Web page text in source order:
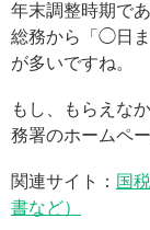
年末調整時期で
総務から「◯日
が多いですね。
もし、もらえな
務署のホームペ
関連サイト： 国
書など）